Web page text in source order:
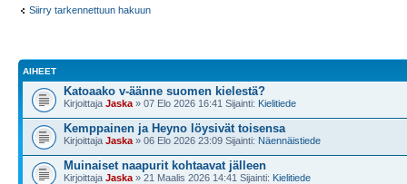
Siirry tarkennettuun hakuun
AIHEET
Katoaako v-äänne suomen kielestä?
Kirjoittaja Jaska » 07 Elo 2026 16:41 Sijainti: Kielitiede
Kemppainen ja Heyno löysivät toisensa
Kirjoittaja Jaska » 06 Elo 2026 23:09 Sijainti: Näennäistiede
Muinaiset naapurit kohtaavat jälleen
Kirjoittaja Jaska » 21 Maalis 2026 14:41 Sijainti: Kielitiede